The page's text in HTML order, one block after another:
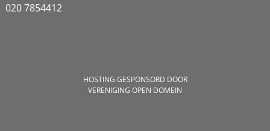
020 7854412
HOSTING GESPONSORD DOOR
VERENIGING OPEN DOMEIN